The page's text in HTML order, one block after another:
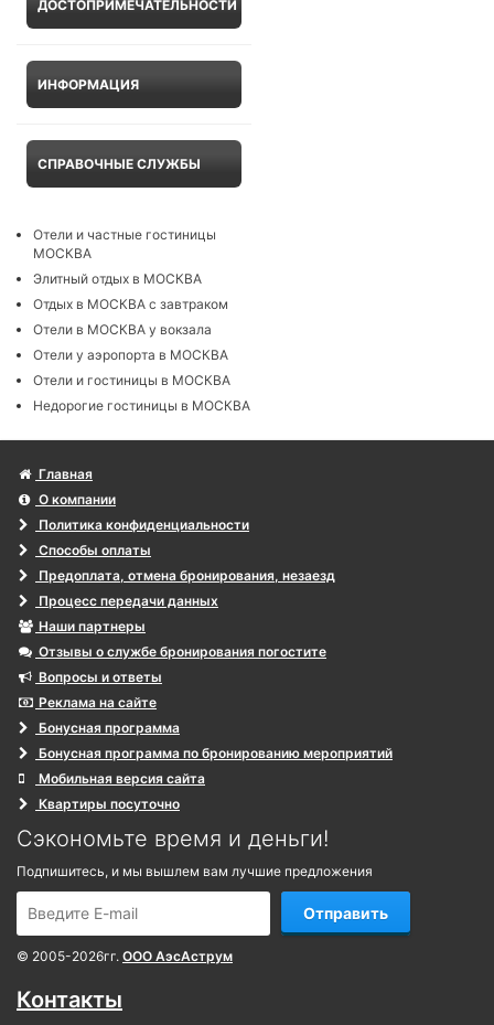
ДОСТОПРИМЕЧАТЕЛЬНОСТИ
ИНФОРМАЦИЯ
СПРАВОЧНЫЕ СЛУЖБЫ
Отели и частные гостиницы
МОСКВА
Элитный отдых в МОСКВА
Отдых в МОСКВА с завтраком
Отели в МОСКВА у вокзала
Отели у аэропорта в МОСКВА
Отели и гостиницы в МОСКВА
Недорогие гостиницы в МОСКВА
Главная
О компании
Политика конфиденциальности
Способы оплаты
Предоплата, отмена бронирования, незаезд
Процесс передачи данных
Наши партнеры
Отзывы о службе бронирования погостите
Вопросы и ответы
Реклама на сайте
Бонусная программа
Бонусная программа по бронированию мероприятий
Мобильная версия сайта
Квартиры посуточно
Сэкономьте время и деньги!
Подпишитесь, и мы вышлем вам лучшие предложения
Отправить
© 2005-2026гг. ООО АэсАструм
Контакты